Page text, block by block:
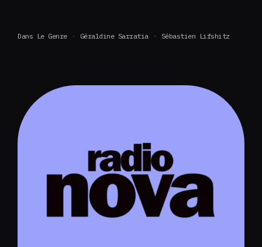
Dans Le Genre Géraldine Sarratia Sébastien Lifshitz